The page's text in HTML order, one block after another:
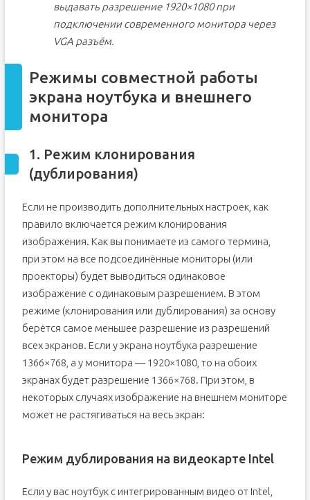
выдавать разрешение 1920×1080 при
подключении современного монитора через
VGA разъём.
Режимы совместной работы
экрана ноутбука и внешнего
монитора
1. Режим клонирования
(дублирования)
Если не производить дополнительных настроек, как
правило включается режим клонирования
изображения. Как вы понимаете из самого термина,
при этом на все подсоединённые мониторы (или
проекторы) будет выводиться одинаковое
изображение с одинаковым разрешением. В этом
режиме (клонирования или дублирования) за основу
берётся самое меньшее разрешение из разрешений
всех экранов. Если у экрана ноутбука разрешение
1366×768, а у монитора — 1920×1080, то на обоих
экранах будет разрешение 1366×768. При этом, в
некоторых случаях изображение на внешнем мониторе
может не растягиваться на весь экран:
Режим дублирования на видеокарте Intel
Если у вас ноутбук с интегрированным видео от Intel,